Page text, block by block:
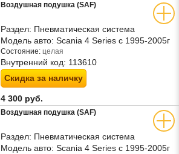
Воздушная подушка (SAF)
Раздел: Пневматическая система
Модель авто: Scania 4 Series с 1995-2005г
Состояние: целая
Внутренний код: 113610
Скидка за наличку
4 300 руб.
Воздушная подушка (SAF)
Раздел: Пневматическая система
Модель авто: Scania 4 Series с 1995-2005г